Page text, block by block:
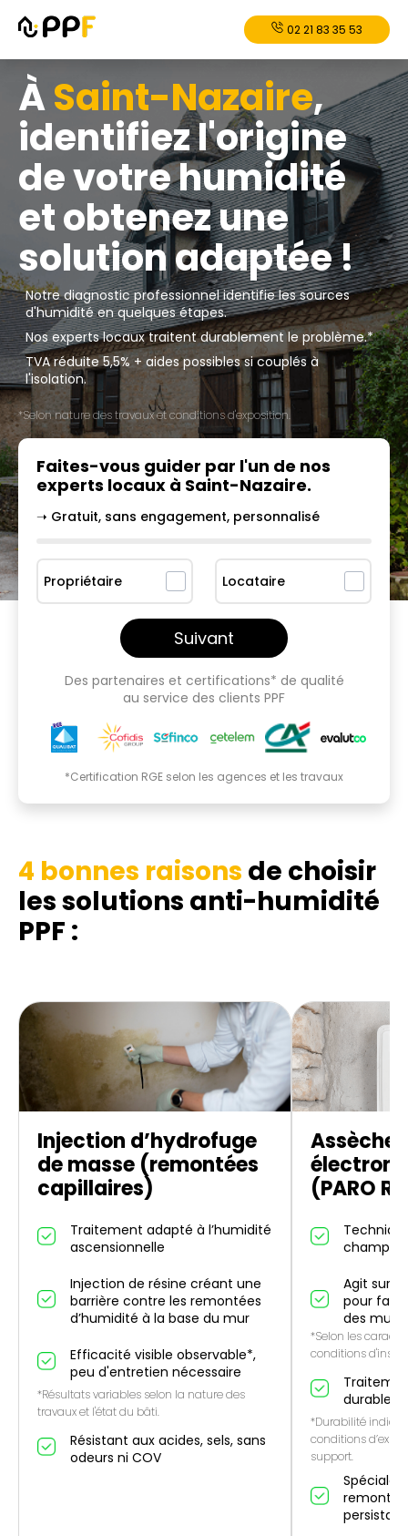
02 21 83 35 53
ÀSaint-Nazaire,
identifiez l'origine
de votre humidité
et obtenez une
solution adaptée !
Notre diagnostic professionnel identifie les sources
d'humidité en quelques étapes.
Nos experts locaux traitent durablement le problème.*
TVA réduite 5,5% + aides possibles si couplés à
l'isolation.
*Selon nature des travaux et conditions d'exposition.
Faites-vous guider par l'un de nos
experts locaux à Saint-Nazaire.
➝ Gratuit, sans engagement, personnalisé
Propriétaire Locataire
Suivant
Des partenaires et certifications* de qualité
au service des clients PPF
*Certification RGE selon les agences et les travaux
4 bonnes raisons de choisir
les solutions anti-humidité
PPF :
Injection d’hydrofuge
de masse (remontées
capillaires)
Traitement adapté à l’humidité
ascensionnelle
Injection de résine créant une
barrière contre les remontées
d’humidité à la base du mur
Efficacité visible observable*,
peu d'entretien nécessaire
*Résultats variables selon la nature des
travaux et l'état du bâti.
Résistant aux acides, sels, sans
odeurs ni COV
(PARO
champ
Agit sur
pour
des murs*
*Selon les
conditions
durable*
*Durabilité
conditions
support.